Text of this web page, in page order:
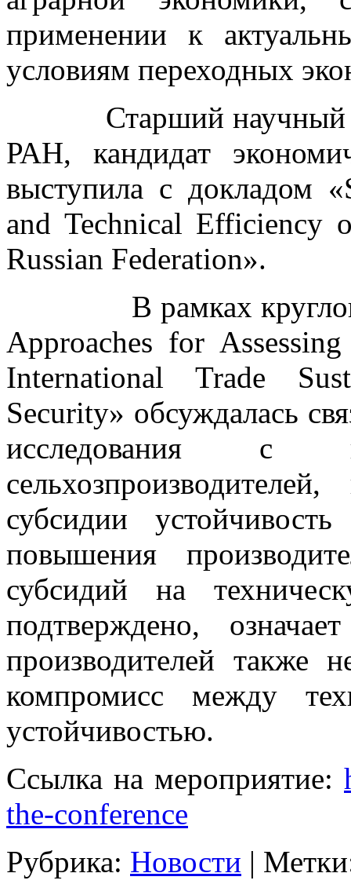
применении к
условиям переходных
Старший научный
РАН, кандидат
выступила с докладом
and Technical Efficiency
Russian Federation».
В рамках круглого
Approaches for
International Trade
Security» обсуждалась
исследования с
субсидии
повышения
субсидий на
подтверждено,
производителей также
компромисс между
устойчивостью.
Ссылка на мероприятие:
the-conference
Рубрика: Новости |